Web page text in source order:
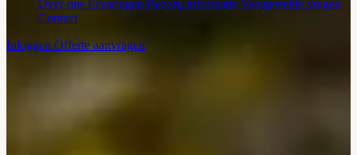
Over ons Ervaringen Bezorg informatie Veelgestelde vragen
Contact
Inloggen Offerte aanvragen